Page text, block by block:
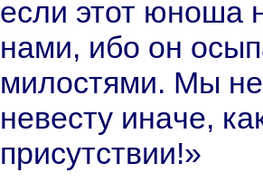
если этот юноша
нaми, ибо он
милостями. Мы
невесту инaче,
присутствии!»